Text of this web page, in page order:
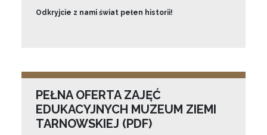
Odkryjcie z nami świat pełen historii!
PEŁNA OFERTA ZAJĘĆ
EDUKACYJNYCH MUZEUM ZIEMI
TARNOWSKIEJ (PDF)